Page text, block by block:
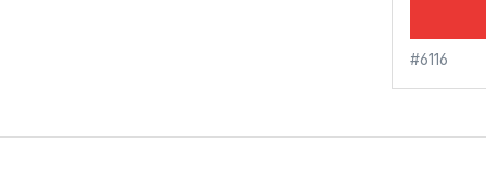
#6116